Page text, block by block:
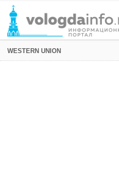
WESTERN UNION